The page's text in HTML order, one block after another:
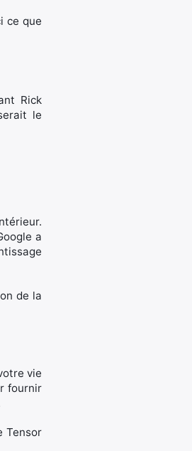
ce que
Rick
le
a
de la
vie
fournir
Tensor